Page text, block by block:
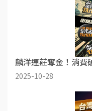
麟洋連莊奪金！消費
2025-10-28